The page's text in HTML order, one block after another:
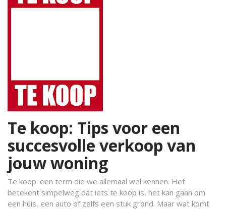
Te koop: Tips voor een
succesvolle verkoop van
jouw woning
Te koop: een term die we allemaal wel kennen. Het
betekent simpelweg dat iets te koop is, het kan gaan om
een huis, een auto of zelfs een stuk grond. Maar wat komt